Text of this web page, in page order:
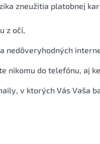
zneužitia platobnej
z očí,
nedôveryhodných
nikomu do telefónu, aj
v ktorých Vás Vaša